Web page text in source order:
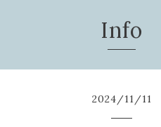
Info
2024/11/11